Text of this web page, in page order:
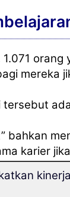
mereka
bahkan
karier
69,500